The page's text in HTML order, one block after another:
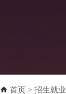
首页 > 招生就业